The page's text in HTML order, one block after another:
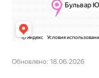
Обновлено: 18.06.2026